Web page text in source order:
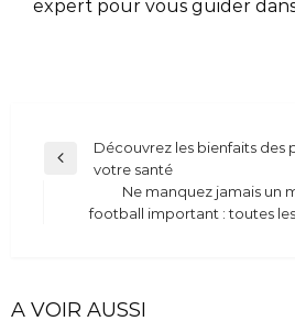
expert pour vous guider dans
Navigation
l’article
Previous
Découvrez les bienfaits des
votre santé
Next
Ne manquez jamais un
football important : toutes
A VOIR AUSSI